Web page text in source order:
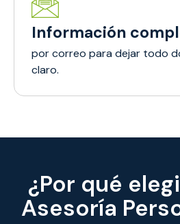
Información
por correo para dejar todo
claro.
¿Por qué
Asesoría